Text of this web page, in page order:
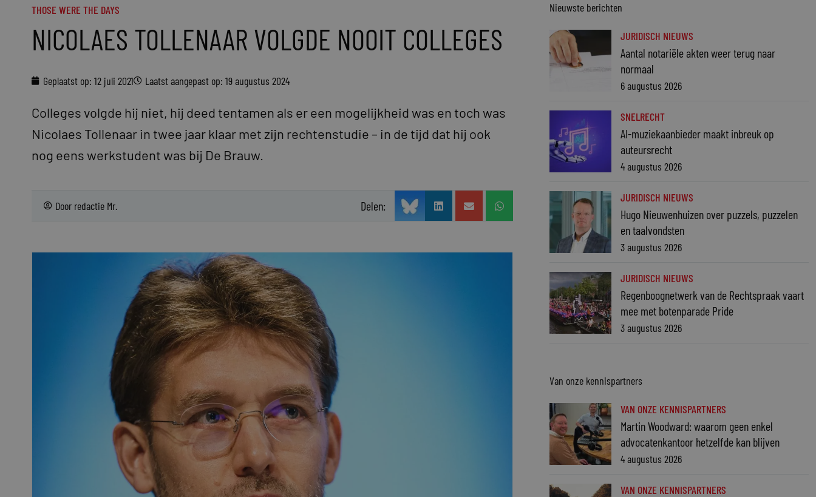
THOSE WERE THE DAYS
NICOLAES TOLLENAAR VOLGDE NOOIT COLLEGES
Geplaatst op: 12 juli 2021 Laatst aangepast op: 19 augustus 2024
Colleges volgde hij niet, hij deed tentamen als er een mogelijkheid was en toch was
Nicolaes Tollenaar in twee jaar klaar met zijn rechtenstudie – in de tijd dat hij ook
nog eens werkstudent was bij De Brauw.
Door redactie Mr. Delen:
Nieuwste berichten
JURIDISCH NIEUWS
Aantal notariële akten weer terug naar
normaal
6 augustus 2026
SNELRECHT
AI-muziekaanbieder maakt inbreuk op
auteursrecht
4 augustus 2026
JURIDISCH NIEUWS
Hugo Nieuwenhuizen over puzzels, puzzelen
en taalvondsten
3 augustus 2026
JURIDISCH NIEUWS
Regenboognetwerk van de Rechtspraak vaart
mee met botenparade Pride
3 augustus 2026
Van onze kennispartners
VAN ONZE KENNISPARTNERS
Martin Woodward: waarom geen enkel
advocatenkantoor hetzelfde kan blijven
4 augustus 2026
VAN ONZE KENNISPARTNERS